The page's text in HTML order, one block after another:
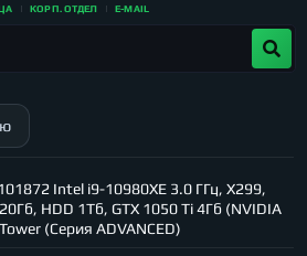
КОРП. ОТДЕЛ E-MAIL
Intel i9-10980XE 3.0 ГГц, X299,
HDD 1Тб, GTX 1050 Ti 4Гб (NVIDIA
(Серия ADVANCED)